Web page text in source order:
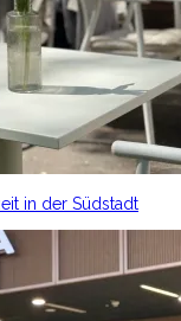
in der Südstadt